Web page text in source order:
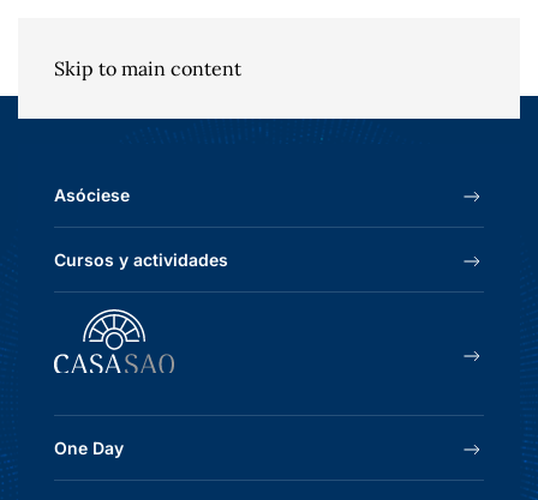
Skip to main content
Asóciese
Cursos y actividades
One Day